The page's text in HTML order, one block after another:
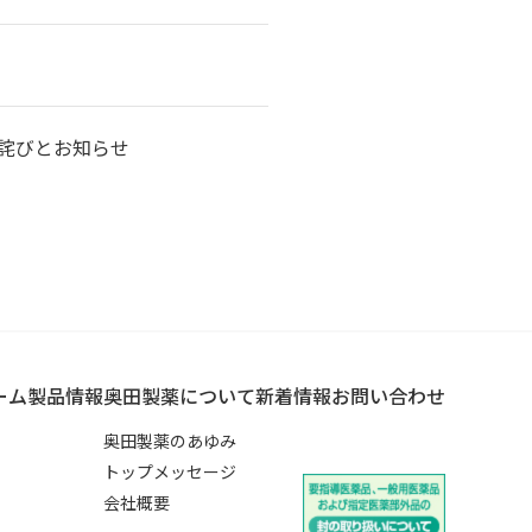
びとお知らせ
ム製品情報奥田製薬について
奥田製薬のあゆみ
トップメッセージ
会社概要
新着情報お問い合わせ